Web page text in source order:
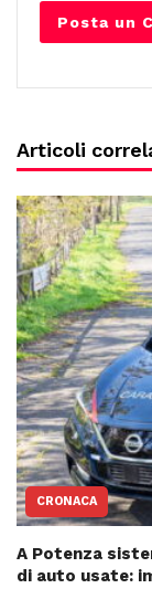
Articoli
CRONACA
A Potenza
di auto usate: